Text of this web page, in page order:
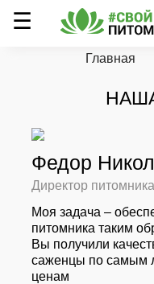
Главная
Федор
Директор питомника
Моя задача –
питомника таким
Вы получили
саженцы по самым
ценам